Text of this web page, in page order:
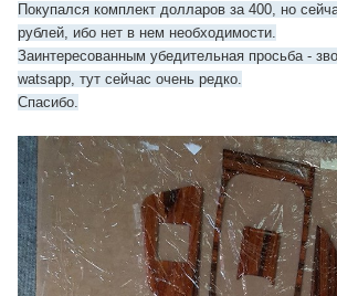
Покупался комплект долларов за 400, но
рублей, ибо нет в нем необходимости.
Заинтересованным убедительная просьба -
watsapp, тут сейчас очень редко.
Спасибо.